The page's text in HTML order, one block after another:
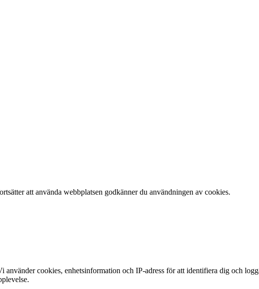
att använda webbplatsen godkänner du användningen av cookies.
använder cookies, enhetsinformation och IP-adress för att identifiera dig och